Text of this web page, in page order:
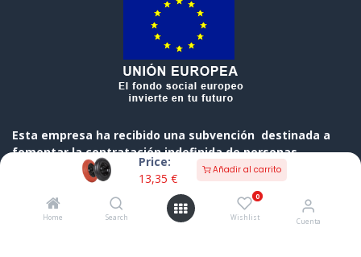
Price:
13,35 €
Añadir al carrito
Home Search
0
Wishlist Cuenta
Esta empresa ha recibido una subvención destinada a
fomentar la contratación indefinida de personas
desempleadas, cofinanciada al 50 % por el Gobierno de
Cantabria y el Fondo Social Europeo a través del
Programa Operativo FSE de Cantabria 2014-2020